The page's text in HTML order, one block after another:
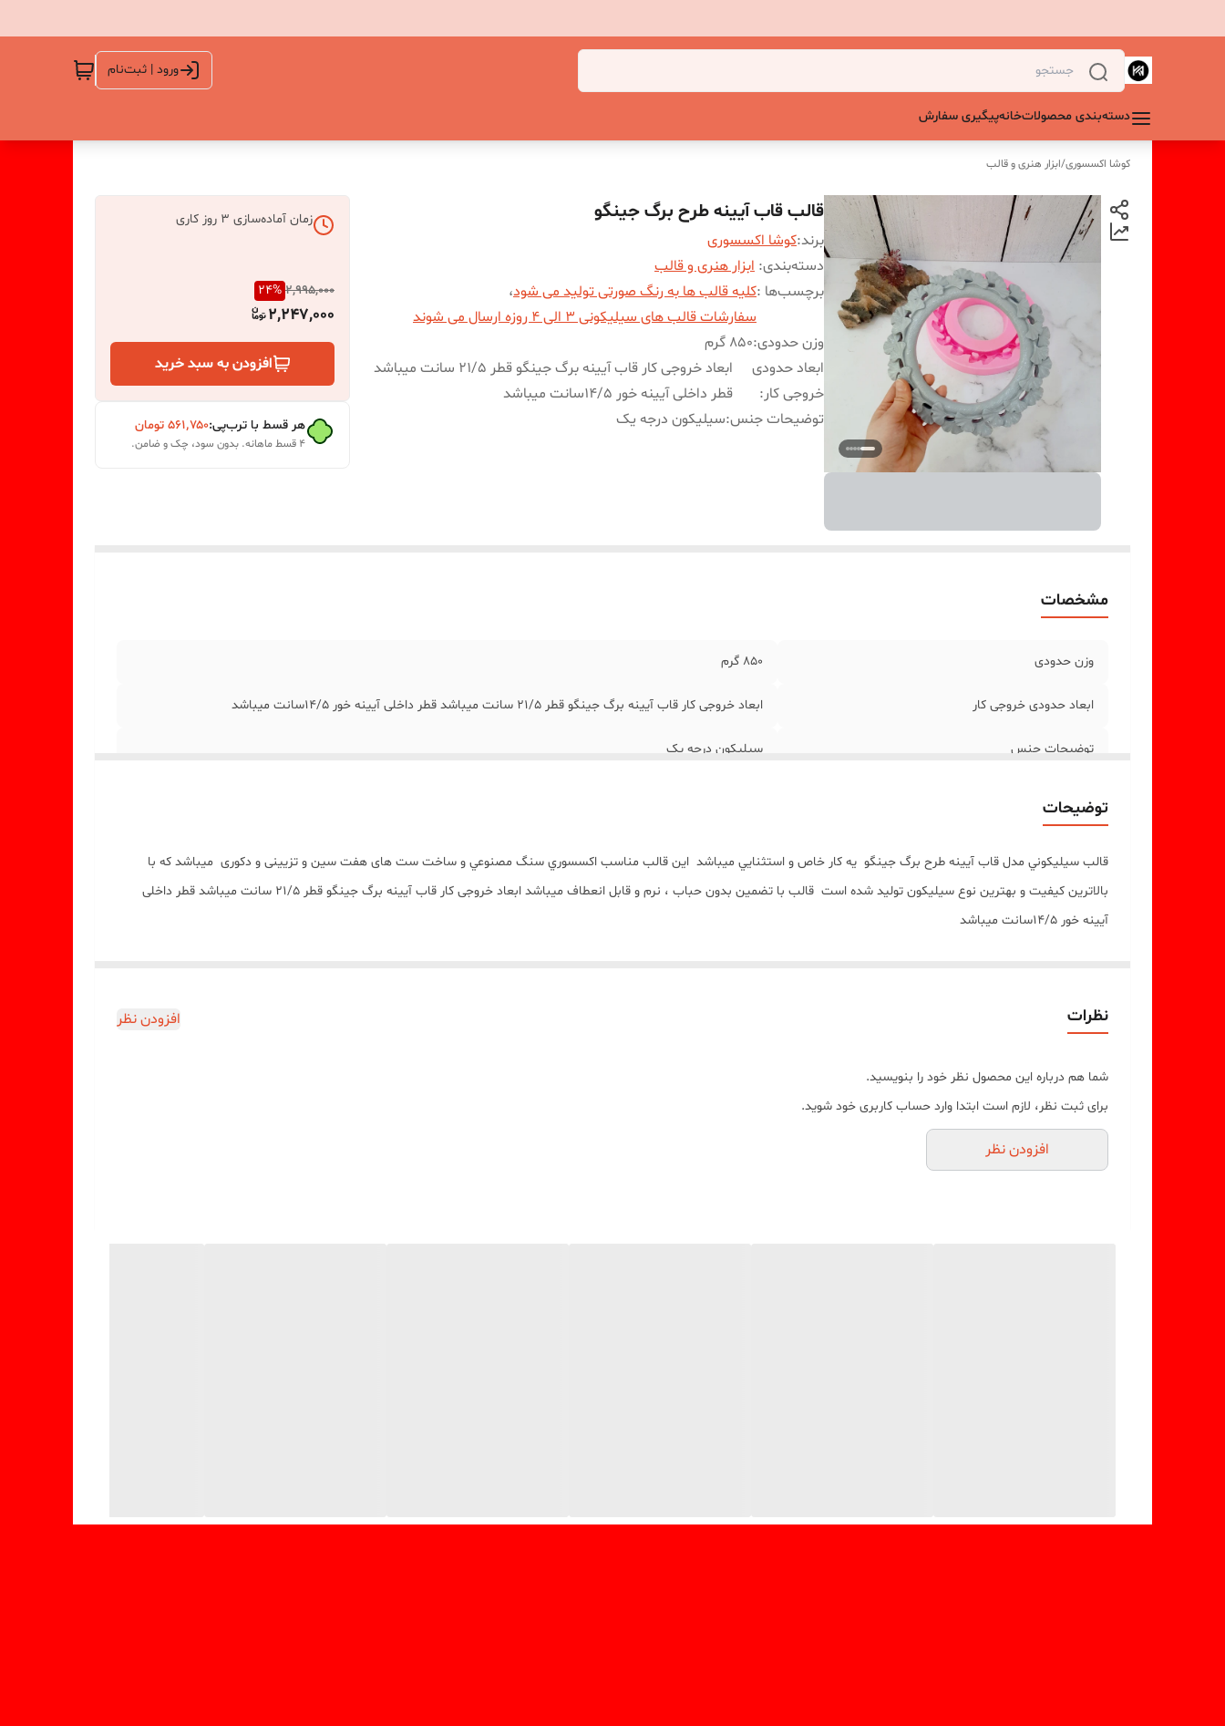
ورود | ثبت‌نام
دسته‌بندی محصولاتخانهپیگیری سفارش
کوشا اکسسوری/ابزار هنری و قالب
قالب قاب آیینه طرح برگ جینگو
برند:کوشا اکسسوری
دسته‌بندی: ابزار هنری و قالب
برچسب‌ها :کلیه قالب ها به رنگ صورتی تولید می شود،
سفارشات قالب های سیلیکونی 3 الی 4 روزه ارسال می شوند
وزن حدودی:850 گرم
ابعاد حدودی
خروجی کار:
ابعاد خروجی کار قاب آیینه برگ جینگو قطر 21/5 سانت میباشد
قطر داخلی آیینه خور 14/5سانت میباشد
توضیحات جنس:سیلیکون درجه یک
زمان آماده‌سازی 3 روز کاری
2,995,000
24%
2,247,000
افزودن به سبد خرید
هر قسط با ترب‌پی:۵۶۱٬۷۵۰ تومان
۴ قسط ماهانه. بدون سود، چک و ضامن.
مشخصات
وزن حدودی 850 گرم
ابعاد حدودی خروجی کار ابعاد خروجی کار قاب آیینه برگ جینگو قطر 21/5 سانت میباشد قطر داخلی آیینه خور 14/5سانت میباشد
توضیحات جنس سیلیکون درجه یک
توضیحات
قالب سيليکوني مدل قاب آیینه طرح برگ جینگو يه کار خاص و استثنايي ميباشد اين قالب مناسب اکسسوري سنگ مصنوعي و ساخت ست های هفت سین و تزیینی و دکوری ميباشد که با
بالاترين کيفيت و بهترين نوع سيليکون توليد شده است قالب با تضمين بدون حباب ، نرم و قابل انعطاف ميباشد ابعاد خروجی کار قاب آیینه برگ جینگو قطر 21/5 سانت میباشد قطر داخلی
آیینه خور 14/5سانت میباشد
نظرات افزودن نظر
شما هم درباره این محصول نظر خود را بنویسید.
برای ثبت نظر، لازم است ابتدا وارد حساب کاربری خود شوید.
افزودن نظر